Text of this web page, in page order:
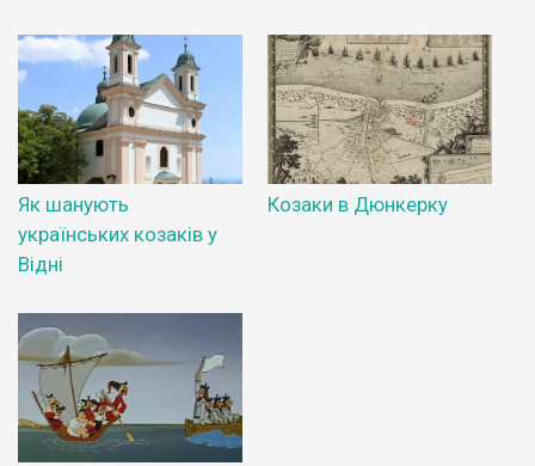
Як шанують
українських козаків у
Відні
Козаки в Дюнкерку